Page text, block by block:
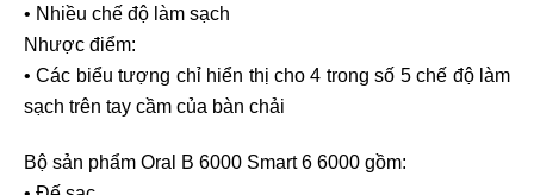
• Nhiều chế độ làm sạch
Nhược điểm:
• Các biểu tượng chỉ hiển thị cho 4 trong số 5 chế độ làm
sạch trên tay cầm của bàn chải
Bộ sản phẩm Oral B 6000 Smart 6 6000 gồm: